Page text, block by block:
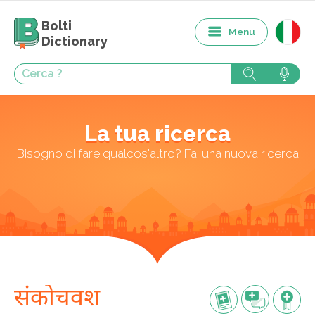
Bolti
Dictionary
Menu
La tua ricerca
Bisogno di fare qualcos'altro? Fai una nuova ricerca
संकोचवश